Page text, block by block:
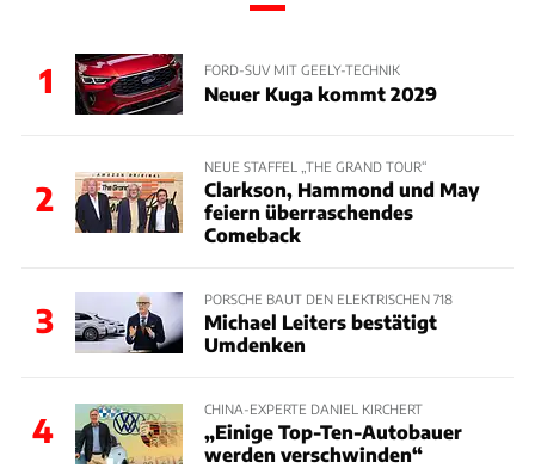
1 FORD-SUV MIT GEELY-TECHNIK
Neuer Kuga kommt 2029
2
NEUE STAFFEL „THE GRAND TOUR“
Clarkson, Hammond und May
feiern überraschendes
Comeback
3
PORSCHE BAUT DEN ELEKTRISCHEN 718
Michael Leiters bestätigt
Umdenken
4
CHINA-EXPERTE DANIEL KIRCHERT
„Einige Top-Ten-Autobauer
werden verschwinden“